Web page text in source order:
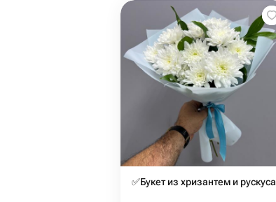
✅Букет из хризантем и рускуса